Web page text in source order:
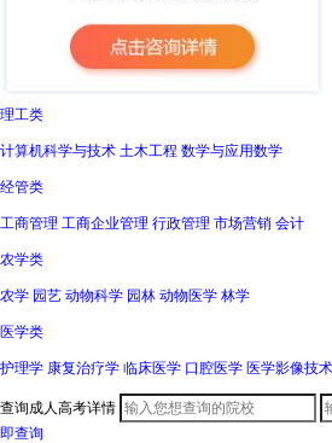
理工类
计算机科学与技术 土木工程 数学与应用数学
经管类
工商管理 工商企业管理 行政管理 市场营销 会计
农学类
农学 园艺 动物科学 园林 动物医学 林学
医学类
护理学 康复治疗学 临床医学 口腔医学 医学影像技术
查询成人高考详情
即查询